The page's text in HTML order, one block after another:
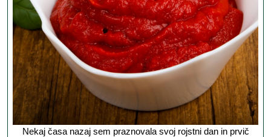
Nekaj časa nazaj sem praznovala svoj rojstni dan in prvič